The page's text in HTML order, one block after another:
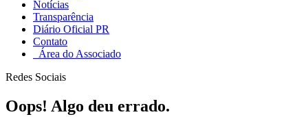
Notícias
Transparência
Diário Oficial PR
Contato
Área do Associado
Redes Sociais
Oops! Algo deu errado.